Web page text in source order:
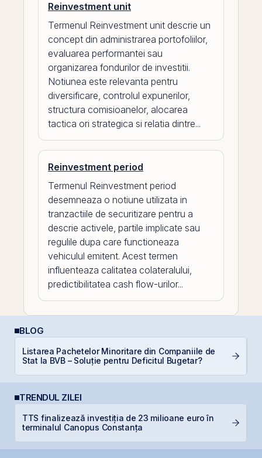
Reinvestment unit
Termenul Reinvestment unit descrie un
concept din administrarea portofoliilor,
evaluarea performantei sau
organizarea fondurilor de investitii.
Notiunea este relevanta pentru
diversificare, controlul expunerilor,
structura comisioanelor, alocarea
tactica ori strategica si relatia dintre...
Reinvestment period
Termenul Reinvestment period
desemneaza o notiune utilizata in
tranzactiile de securitizare pentru a
descrie activele, partile implicate sau
regulile dupa care functioneaza
vehiculul emitent. Acest termen
influenteaza calitatea colateralului,
predictibilitatea cash flow-urilor...
BLOG
Listarea Pachetelor Minoritare din Companiile de
Stat la BVB – Soluție pentru Deficitul Bugetar?
TRENDUL ZILEI
TTS finalizează investiția de 23 milioane euro în
terminalul Canopus Constanța